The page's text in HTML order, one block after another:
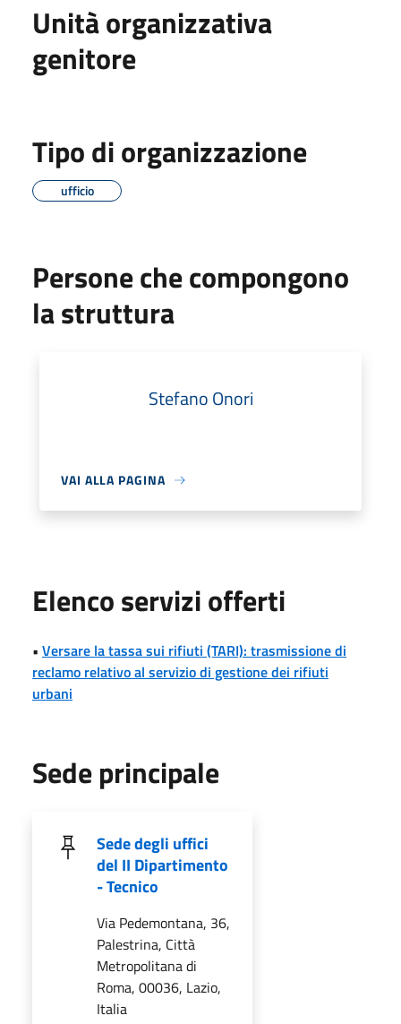
Unità organizzativa
genitore
Tipo di organizzazione
ufficio
Persone che compongono
la struttura
Stefano Onori
VAI ALLA PAGINA
Elenco servizi offerti
• Versare la tassa sui rifiuti (TARI): trasmissione di
reclamo relativo al servizio di gestione dei rifiuti
urbani
Sede principale
Sede degli uffici
del II Dipartimento
- Tecnico
Via Pedemontana, 36,
Palestrina, Città
Metropolitana di
Roma, 00036, Lazio,
Italia